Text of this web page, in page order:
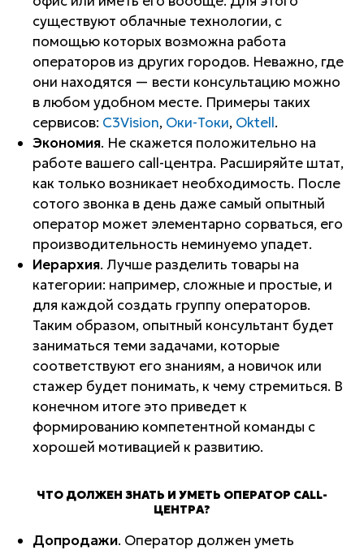
существуют облачные технологии, с
помощью которых возможна работа
операторов из других городов. Неважно, где
они находятся — вести консультацию можно
в любом удобном месте. Примеры таких
сервисов: C3Vision, Оки-Токи, Oktell.
Экономия. Не скажется положительно на
работе вашего call-центра. Расширяйте штат,
как только возникает необходимость. После
сотого звонка в день даже самый опытный
оператор может элементарно сорваться, его
производительность неминуемо упадет.
Иерархия. Лучше разделить товары на
категории: например, сложные и простые, и
для каждой создать группу операторов.
Таким образом, опытный консультант будет
заниматься теми задачами, которые
соответствуют его знаниям, а новичок или
стажер будет понимать, к чему стремиться. В
конечном итоге это приведет к
формированию компетентной команды с
хорошей мотивацией к развитию.
ЧТО ДОЛЖЕН ЗНАТЬ И УМЕТЬ ОПЕРАТОР CALL-
ЦЕНТРА?
Допродажи. Оператор должен уметь